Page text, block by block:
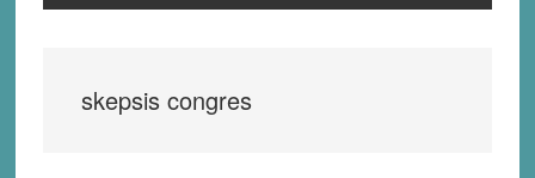
skepsis congres